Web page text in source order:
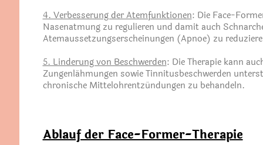
4. Verbesserung der Atemfunktionen: Die Face-
Nasenatmung zu regulieren und damit auch
Atemaussetzungserscheinungen (Apnoe) zu
5. Linderung von Beschwerden: Die Therapie kann
Zungenlähmungen sowie Tinnitusbeschwerden
chronische Mittelohrentzündungen zu behandeln.
Ablauf der Face-Former-Therapie